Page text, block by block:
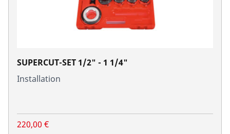
SUPERCUT-SET 1/2" - 1 1/4"
Installation
220,00 €